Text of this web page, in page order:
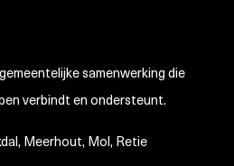
samenwerking die
verbindt en ondersteunt.
Meerhout, Mol, Retie